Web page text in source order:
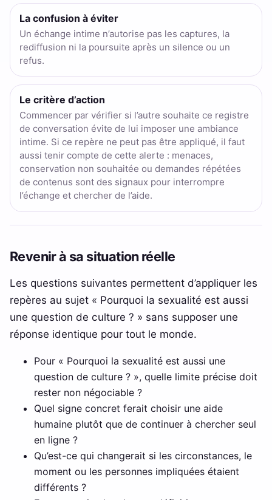
La confusion à éviter
Un échange intime n’autorise pas les captures, la
rediffusion ni la poursuite après un silence ou un
refus.
Le critère d’action
Commencer par vérifier si l’autre souhaite ce registre
de conversation évite de lui imposer une ambiance
intime. Si ce repère ne peut pas être appliqué, il faut
aussi tenir compte de cette alerte : menaces,
conservation non souhaitée ou demandes répétées
de contenus sont des signaux pour interrompre
l’échange et chercher de l’aide.
Revenir à sa situation réelle
Les questions suivantes permettent d’appliquer les
repères au sujet « Pourquoi la sexualité est aussi
une question de culture ? » sans supposer une
réponse identique pour tout le monde.
Pour « Pourquoi la sexualité est aussi une
question de culture ? », quelle limite précise doit
rester non négociable ?
Quel signe concret ferait choisir une aide
humaine plutôt que de continuer à chercher seul
en ligne ?
Qu’est-ce qui changerait si les circonstances, le
moment ou les personnes impliquées étaient
différents ?